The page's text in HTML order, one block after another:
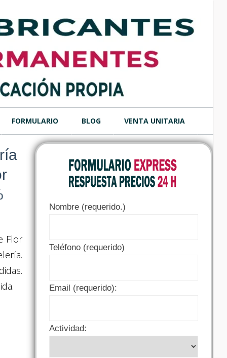
FORMULARIO BLOG VENTA UNITARIA
Flor
Nombre (requerido.)
Teléfono (requerido)
Email (requerido):
Actividad: